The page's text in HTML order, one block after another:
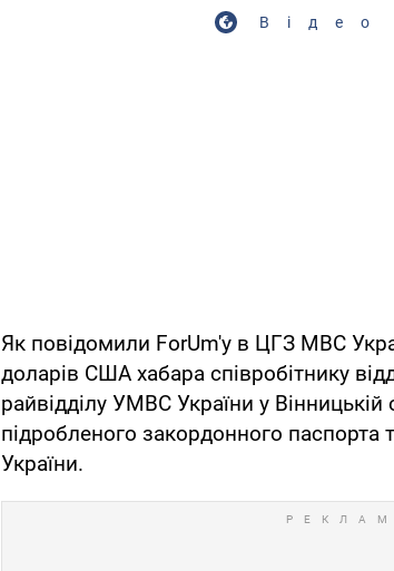
Як повідомили ForUm'у в ЦГЗ МВС
доларів США хабара співробітнику
райвідділу УМВС України у Вінницькій
підробленого закордонного паспорта
України.